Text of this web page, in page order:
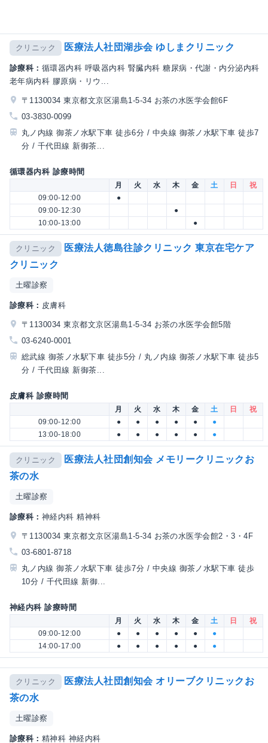
クリニック 医療法人社団湖歩会 ゆしまクリニック
診療科： 循環器内科 呼吸器内科 腎臓内科 糖尿病・代謝・内分泌内科
老年病内科 膠原病・リウ...
〒1130034 東京都文京区湯島1-5-34 お茶の水医学会館6F
03-3830-0099
丸ノ内線 御茶ノ水駅下車 徒歩6分 / 中央線 御茶ノ水駅下車 徒歩7
分 / 千代田線 新御茶...
循環器内科 診療時間
月 火 水 木 金 土 日
祝
09:00-12:00
●
09:00-12:30
●
10:00-13:00
●
クリニック
医療法人徳島往診クリニック 東京在宅ケア
クリニック
土曜診察
診療科： 皮膚科
〒1130034 東京都文京区湯島1-5-34 お茶の水医学会館5階
03-6240-0001
総武線 御茶ノ水駅下車 徒歩5分 / 丸ノ内線 御茶ノ水駅下車 徒歩5
分 / 千代田線 新御茶...
皮膚科 診療時間
月 火 水 木 金 土 日
祝
09:00-12:00
● ● ● ● ●
●
13:00-18:00
● ● ● ● ● ●
クリニック
医療法人社団創知会 メモリークリニックお
茶の水
土曜診察
診療科： 神経内科 精神科
〒1130034 東京都文京区湯島1-5-34 お茶の水医学会館2・3・4F
03-6801-8718
丸ノ内線 御茶ノ水駅下車 徒歩7分 / 中央線 御茶ノ水駅下車 徒歩
10分 / 千代田線 新御...
神経内科 診療時間
月 火 水 木 金 土 日
祝
09:00-12:00
● ● ● ● ●
●
14:00-17:00
● ● ● ● ● ●
クリニック
医療法人社団創知会 オリーブクリニックお
茶の水
土曜診察
診療科： 精神科 神経内科